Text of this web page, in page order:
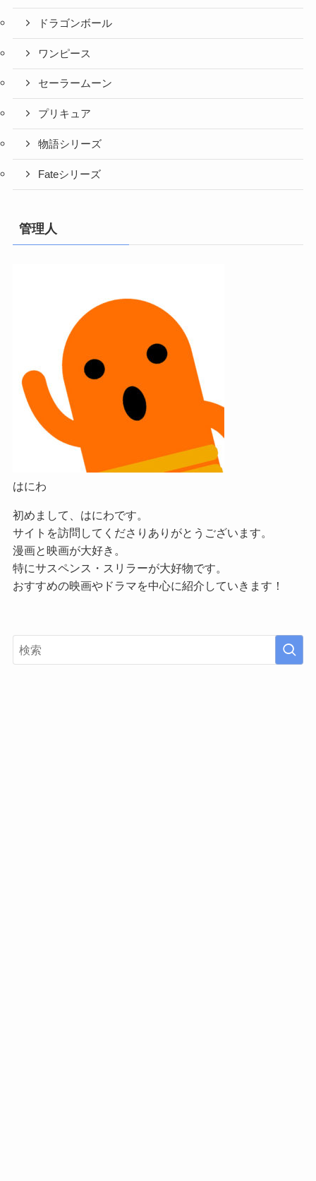
ドラゴンボール
ワンピース
セーラームーン
プリキュア
物語シリーズ
Fateシリーズ
管理人
はにわ
初めまして、はにわです。
サイトを訪問してくださりありがとうございます。
漫画と映画が大好き。
特にサスペンス・スリラーが大好物です。
おすすめの映画やドラマを中心に紹介していきます！